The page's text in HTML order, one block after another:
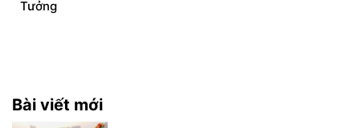
Tưởng
Bài viết mới